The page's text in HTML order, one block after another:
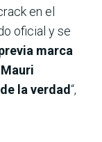
en el
oficial y se
marca
la verdad“,